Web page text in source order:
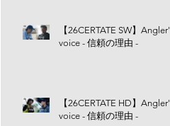
【26CERTATE SW】Angler's
voice - 信頼の理由 -
【26CERTATE HD】Angler's
voice - 信頼の理由 -